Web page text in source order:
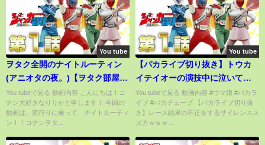
You tube
ヲタク全開のナイトルーティン
(アニオタの夜。)【ヲタク部屋】
【コナングッズ】
You tubeで見る 動画内容 こんにちは！コ
ナン大好きなりりかと申します！ 今回の
動画は、流行りに乗って、ナイトルーティ
ン！！コナンヲタ...
You tube
【パカライブ切り抜き】トウカ
イテイオーの演技中に泣いてし
まうMachico
You tubeで見る 動画内容 #ウマ娘 #パカラ
イブ #パカチューブ 【パカライブ切り抜
き】レース結果の不正をするサイレンスス
ズカｗｗｗ...